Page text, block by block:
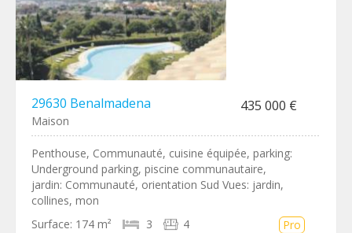
29630 Benalmadena 435 000 €
Maison
Penthouse, Communauté, cuisine équipée, parking:
Underground parking, piscine communautaire,
jardin: Communauté, orientation Sud Vues: jardin,
collines, mon
Surface: 174 m² 3 4 Pro